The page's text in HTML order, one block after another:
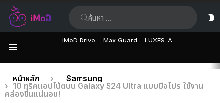
iMoD Drive Max Guard LUXESLA
เรื่อง
ล่าสุด
คุณอยู่ที่นี่:
หน้าหลัก
Samsung
10 ทริคแอปโน้ตบน Galaxy S24 Ultra แบบมือโปร ใช้งาน
คล่องขึ้นแน่นอน!